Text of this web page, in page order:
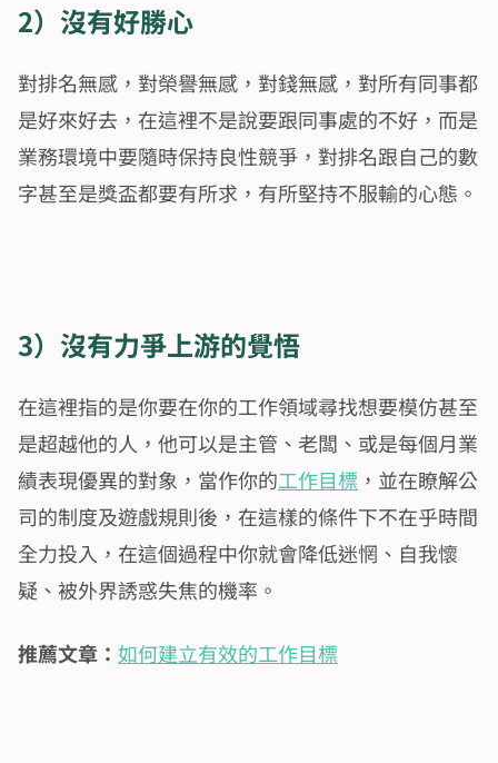
2）沒有好勝心
對排名無感，對榮譽無感，對錢無感，對所有同事都
是好來好去，在這裡不是說要跟同事處的不好，而是
業務環境中要隨時保持良性競爭，對排名跟自己的數
字甚至是獎盃都要有所求，有所堅持不服輸的心態。
3）沒有力爭上游的覺悟
在這裡指的是你要在你的工作領域尋找想要模仿甚至
是超越他的人，他可以是主管、老闆、或是每個月業
績表現優異的對象，當作你的工作目標 ，並在瞭解公
司的制度及遊戲規則後，在這樣的條件下不在乎時間
全力投入，在這個過程中你就會降低迷惘、自我懷
疑、被外界誘惑失焦的機率。
推薦文章： 如何建立有效的工作目標